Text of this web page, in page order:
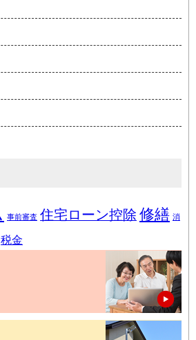
事前審査 住宅ローン控除 修繕 消
税金